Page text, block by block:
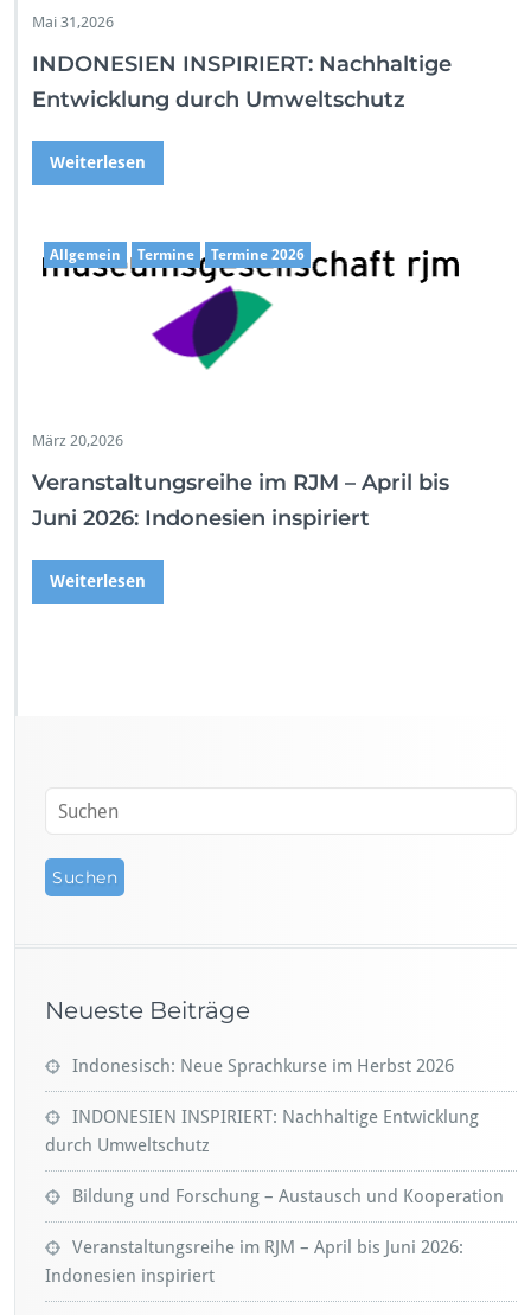
e
l
e
r
Mai 31,2026
INDONESIEN INSPIRIERT: Nachhaltige
Entwicklung durch Umweltschutz
Weiterlesen
Allgemein Termine Termine 2026
März 20,2026
Veranstaltungsreihe im RJM – April bis
Juni 2026: Indonesien inspiriert
Weiterlesen
Neueste Beiträge
Indonesisch: Neue Sprachkurse im Herbst 2026
INDONESIEN INSPIRIERT: Nachhaltige Entwicklung
durch Umweltschutz
Bildung und Forschung – Austausch und Kooperation
Veranstaltungsreihe im RJM – April bis Juni 2026:
Indonesien inspiriert